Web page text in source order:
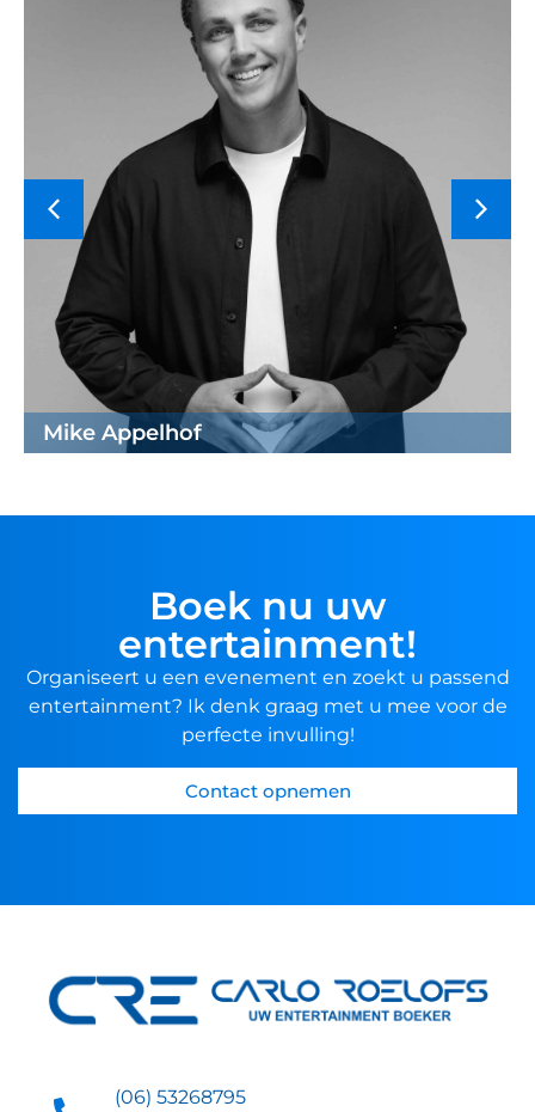
Mike Appelhof
Boek nu uw
entertainment!
Organiseert u een evenement en zoekt u passend
entertainment? Ik denk graag met u mee voor de
perfecte invulling!
Contact opnemen
(06) 53268795